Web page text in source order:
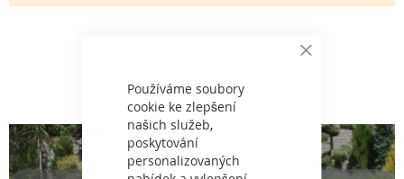
Close
Používáme soubory
cookie ke zlepšení
našich služeb,
poskytování
personalizovaných